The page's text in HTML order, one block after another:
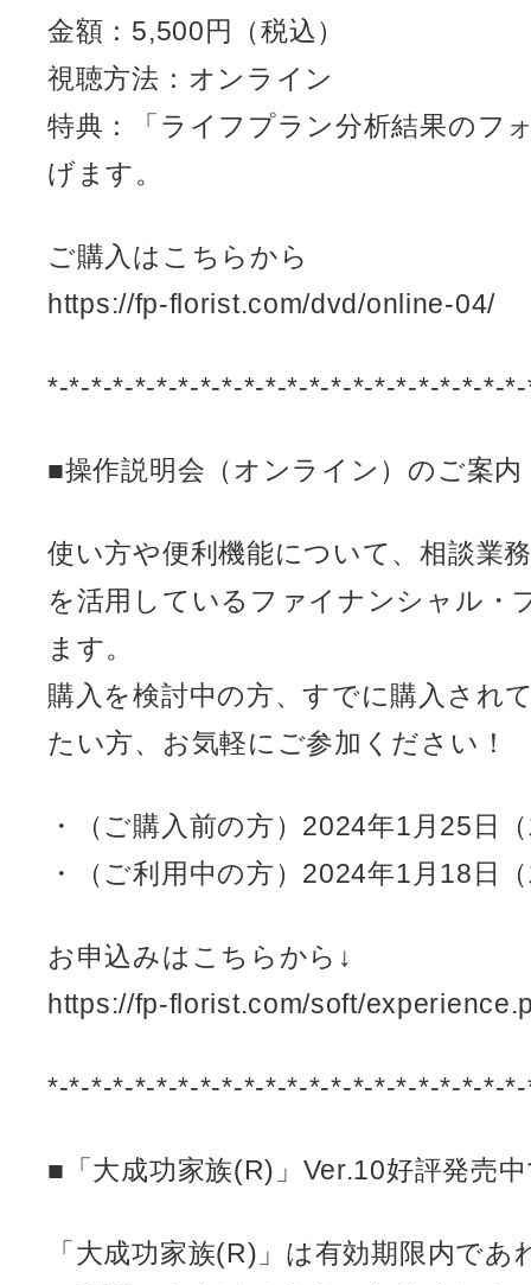
金額：5,500円（税込）
視聴方法：オンライン
特典：「ライフプラン分析結果のフ
げます。
ご購入はこちらから
https://fp-florist.com/dvd/online-04/
*-*-*-*-*-*-*-*-*-*-*-*-*-*-*-*-*-*-*-*-*-
■操作説明会（オンライン）のご案
使い方や便利機能について、相談業
を活用しているファイナンシャル・
ます。
購入を検討中の方、すでに購入され
たい方、お気軽にご参加ください！
・（ご購入前の方）2024年1月25日
・（ご利用中の方）2024年1月18日
お申込みはこちらから↓
https://fp-florist.com/soft/
*-*-*-*-*-*-*-*-*-*-*-*-*-*-*-*-*-*-*-*-*-
■「大成功家族(R)」Ver.10好評発売
「大成功家族(R)」は有効期限内で